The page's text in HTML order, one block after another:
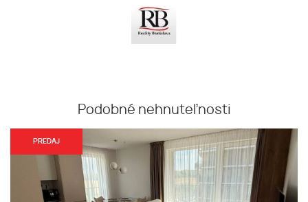
Podobné nehnuteľnosti
PREDAJ